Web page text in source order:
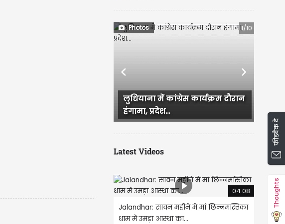
Photos 1/10
Ludhiana में आज सुबह बारिश हुई
जिसके बाद कई इलाके जलमग्न हो...
Previous Next
Latest Videos
04:08
Jalandhar: सावन महीने में मां छिन्नमस्तिका
धाम में उमड़ा आस्था का...
फीडबैक दें
Thoughts